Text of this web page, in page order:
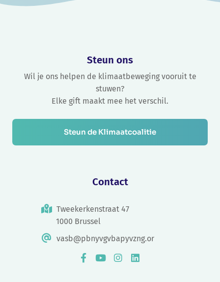
Steun ons
Wil je ons helpen de klimaatbeweging vooruit te
stuwen?
Elke gift maakt mee het verschil.
Steun de Klimaatcoalitie
Contact
Tweekerkenstraat 47
1000 Brussel
vasb@pbnyvgvbapyvzng.or